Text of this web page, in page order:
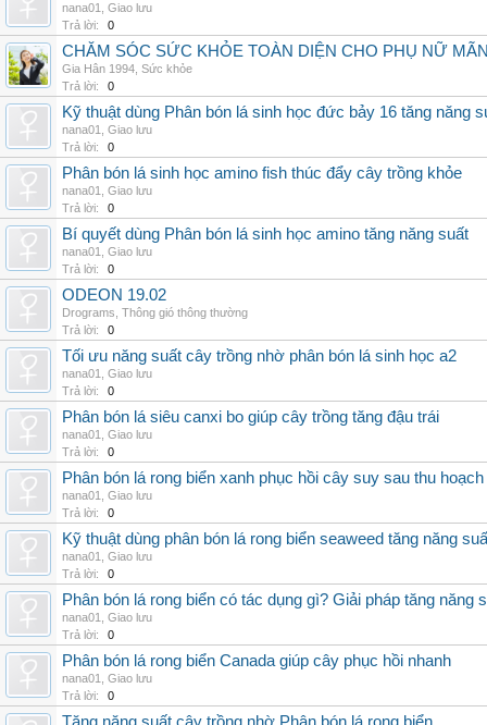
nana01
Giao lưu
Trả lời:
0
CHĂM SÓC SỨC KHỎE TOÀN DIỆN CHO PHỤ NỮ
Gia Hân 1994 Sức khỏe
Trả lời:
0
Kỹ thuật dùng Phân bón lá sinh học đức bảy 16 tăng năng
nana01
Giao lưu
Trả lời:
0
Phân bón lá sinh học amino fish thúc đẩy cây trồng khỏe
nana01
Giao lưu
Trả lời:
0
Bí quyết dùng Phân bón lá sinh học amino tăng năng suất
nana01
Giao lưu
Trả lời:
0
ODEON 19.02
Drograms Thông gió thông thường
Trả lời:
0
Tối ưu năng suất cây trồng nhờ phân bón lá sinh học a2
nana01
Giao lưu
Trả lời:
0
Phân bón lá siêu canxi bo giúp cây trồng tăng đậu trái
nana01
Giao lưu
Trả lời:
0
Phân bón lá rong biển xanh phục hồi cây suy sau thu hoạch
nana01
Giao lưu
Trả lời:
0
Kỹ thuật dùng phân bón lá rong biển seaweed tăng năng
nana01
Giao lưu
Trả lời:
0
Phân bón lá rong biển có tác dụng gì? Giải pháp tăng năng
nana01
Giao lưu
Trả lời:
0
Phân bón lá rong biển Canada giúp cây phục hồi nhanh
nana01
Giao lưu
Trả lời:
0